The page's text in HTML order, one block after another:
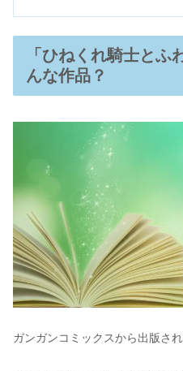
「ひねくれ騎士とふ
んな作品？
ガンガンコミックスから出版され